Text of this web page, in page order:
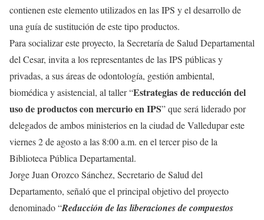
contienen este elemento utilizados en las IPS y el desarrollo de
una guía de sustitución de este tipo productos.
Para socializar este proyecto, la Secretaría de Salud Departamental
del Cesar, invita a los representantes de las IPS públicas y
privadas, a sus áreas de odontología, gestión ambiental,
biomédica y asistencial, al taller “Estrategias de reducción del
uso de productos con mercurio en IPS” que será liderado por
delegados de ambos ministerios en la ciudad de Valledupar este
viernes 2 de agosto a las 8:00 a.m. en el tercer piso de la
Biblioteca Pública Departamental.
Jorge Juan Orozco Sánchez, Secretario de Salud del
Departamento, señaló que el principal objetivo del proyecto
denominado “Reducción de las liberaciones de compuestos